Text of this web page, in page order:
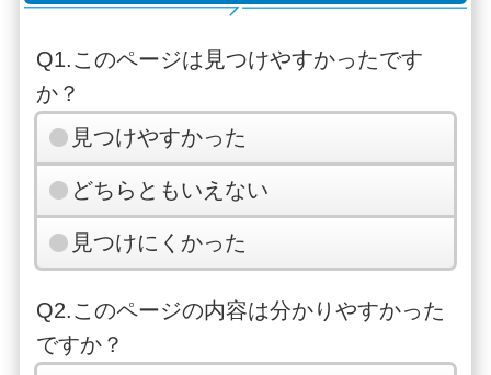
Q1.このページは見つけやすかったです
か？
見つけやすかった
どちらともいえない
見つけにくかった
Q2.このページの内容は分かりやすかった
ですか？